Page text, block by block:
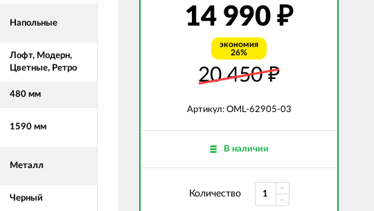
Напольные
Лофт, Модерн,
Цветные, Ретро
480 мм
1590 мм
Металл
Черный
14 990 ₽
экономия
26%
20 450₽
Артикул: OML-62905-03
В наличии
Количество